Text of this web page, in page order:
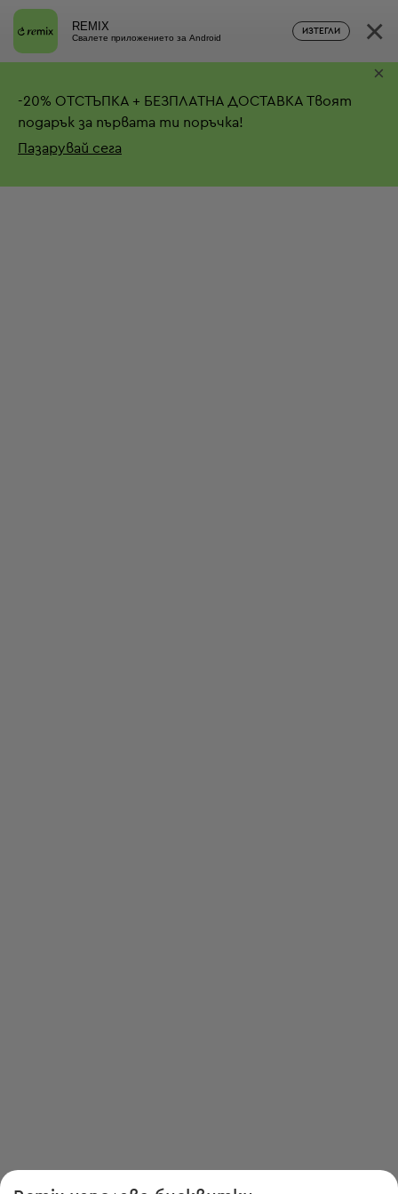
REMIX
Свалете приложението за Android
ИЗТЕГЛИ ×
-20% ОТСТЪПКА + БЕЗПЛАТНА ДОСТАВКА Твоят
подарък за първата ти поръчка!
Пазарувай сега
×